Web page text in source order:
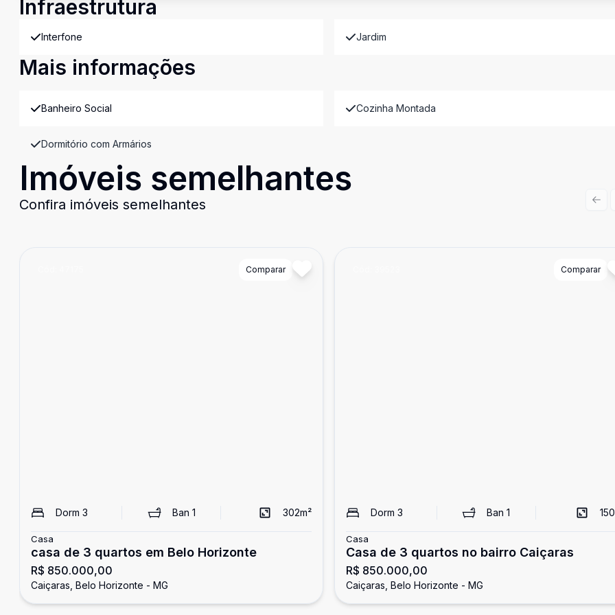
Infraestrutura
Interfone Jardim
Mais informações
Banheiro Social Cozinha Montada
Dormitório com Armários
Imóveis semelhantes
Confira imóveis semelhantes
Comparar
Dorm 3 Ban 1 302m²
Casa
casa de 3 quartos em Belo Horizonte
R$ 850.000,00
Caiçaras, Belo Horizonte - MG
Comparar
Dorm 3 Ban1 150
Casa
Casa de 3 quartos no bairro Caiçaras
R$ 850.000,00
Caiçaras, Belo Horizonte - MG